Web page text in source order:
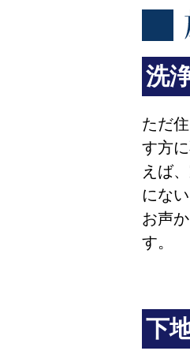
洗
ただ
す方
えば
にな
お声
す。
下